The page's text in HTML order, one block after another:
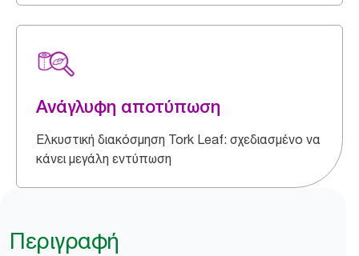
Ανάγλυφη αποτύπωση
Ελκυστική διακόσμηση Tork Leaf: σχεδιασμένο να
κάνει μεγάλη εντύπωση
Περιγραφή